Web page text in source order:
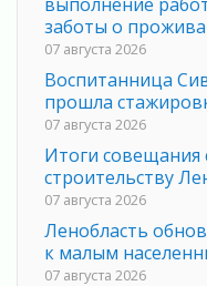
заботы о
07 августа 2026
Воспитанница
прошла
07 августа 2026
Итоги совещания
строительству
07 августа 2026
Ленобласть
к малым
07 августа 2026